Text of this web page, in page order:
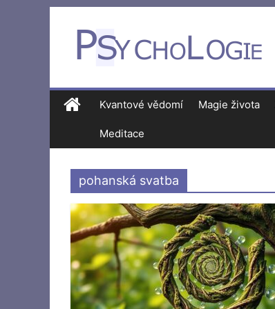
Kvantové vědomí Magie života
Meditace
pohanská svatba